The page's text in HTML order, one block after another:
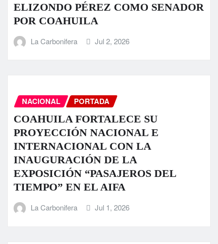
ELIZONDO PÉREZ COMO SENADOR
POR COAHUILA
La Carbonifera Jul 2, 2026
NACIONAL PORTADA
COAHUILA FORTALECE SU
PROYECCIÓN NACIONAL E
INTERNACIONAL CON LA
INAUGURACIÓN DE LA
EXPOSICIÓN “PASAJEROS DEL
TIEMPO” EN EL AIFA
La Carbonifera Jul 1, 2026